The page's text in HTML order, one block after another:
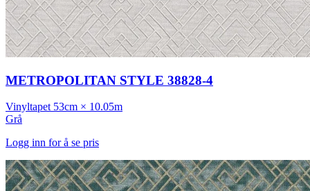
METROPOLITAN STYLE 38828-4
Vinyltapet 53cm × 10.05m
Grå
Logg inn for å se pris